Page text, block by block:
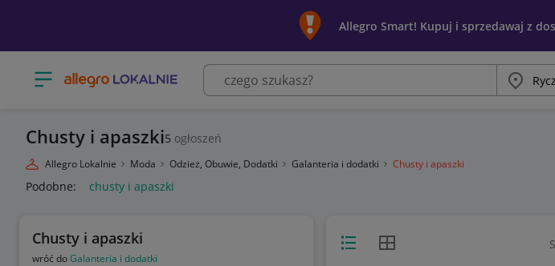
Allegro Smart! Kupuj i sprzedawaj z
Otwórz menu z kategoriami Miasto
Chusty i apaszki5 ogłoszeń
Allegro Lokalnie Moda Odzież, Obuwie, Dodatki Galanteria i dodatki Chusty i apaszki
Podobne: chusty i apaszki
Chusty i apaszki
wróć doGalanteria i dodatki
Widok listyWidok siatki